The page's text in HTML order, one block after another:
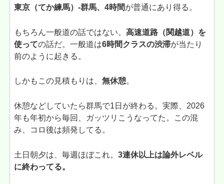
東京（てか練馬）-群馬、4時間が普通にあり得る。
もちろん一般道の話ではない。高速道路（関越道）を
使っての話だ。一般道は6時間クラスの渋滞が当たり
前のように起きる。
しかもこの見積もりは、無休憩。
休憩などしていたら群馬で1日が終わる。実際、2026
年も年初から毎回、ガッツリこうなってた。この混
み、コロ後は頻発してる。
土日朝夕は、毎週ほぼこれ。3連休以上は論外レベル
に終わってる。